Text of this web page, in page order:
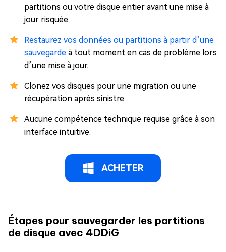
partitions ou votre disque entier avant une mise à
jour risquée.
Restaurez vos données ou partitions à partir d’une
sauvegarde à tout moment en cas de problème lors
d’une mise à jour.
Clonez vos disques pour une migration ou une
récupération après sinistre.
Aucune compétence technique requise grâce à son
interface intuitive.
ACHETER
Étapes pour sauvegarder les partitions
de disque avec 4DDiG